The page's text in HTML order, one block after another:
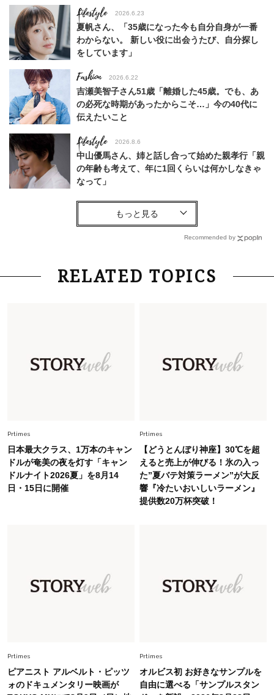
Lifestyle 2026.6.23
夏帆さん、「35歳になった今も自分自身が一番
わからない。 新しい役に出会うたび、自分探し
をしています」
Fashion 2026.6.22
吉瀬美智子さん51歳「離婚した45歳。でも、あ
の必死な時期があったからこそ…」今の40代に
伝えたいこと
Lifestyle 2026.8.6
中山優馬さん、姉と話し合って始めた親孝行「親
の年齢も考えて、年に1回くらいは何かしなきゃ
なって」
Lifestyle
「お若いですね」は褒め言葉？“若い＝美しい”と
Lifestyle 2026.8.6
26年夏の【開運アクション】は”ひと拭き”習
幸福感”に目が向いた」ライフスタイルも、服も
Fashion 2026.7.16
白黒でもこんなに華やぐ！40代、夏の「甘めト
ップス×パンツ」コーデ〈3選〉
Fashion 2026.5.29
オシャレ40代の【ワンピ＆オールインワン】最
旬着こなし3選。地味見え回避のコツは「バッグ
Recommended by
RELATED TOPICS
Prtimes
日本最大クラス、1万本のキャン
ドルが奄美の夜を灯す「キャン
ドルナイト2026夏」を8月14
日・15日に開催
Prtimes
【どうとんぼり神座】30℃を超
えると売上が伸びる！氷の入っ
た”夏バテ対策ラーメン”が大反
響『冷たいおいしいラーメン』
提供数20万杯突破！
Prtimes
ピアニスト アルベルト・ピッツ
ォのドキュメンタリー映画が
Prtimes
オルビス初 お好きなサンプルを
自由に選べる「サンプルスタン